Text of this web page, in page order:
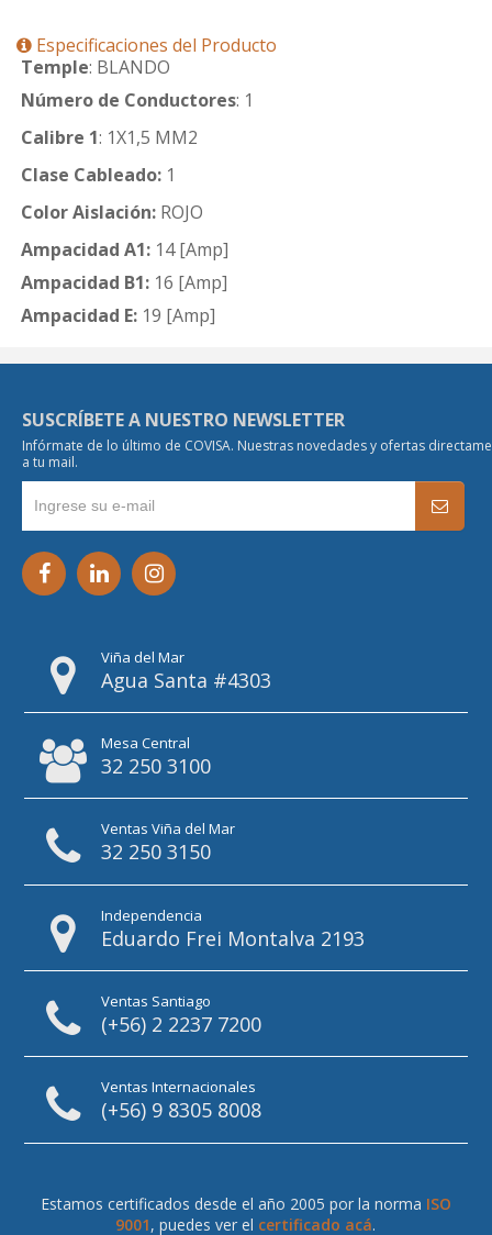
Especificaciones del Producto
Temple: BLANDO
Número de Conductores: 1
Calibre 1: 1X1,5 MM2
Clase Cableado: 1
Color Aislación: ROJO
Ampacidad A1: 14 [Amp]
Ampacidad B1: 16 [Amp]
Ampacidad E: 19 [Amp]
SUSCRÍBETE A NUESTRO NEWSLETTER
Infórmate de lo último de COVISA. Nuestras novedades y ofertas
a tu mail.
Viña del Mar
Agua Santa #4303
Mesa Central
32 250 3100
Ventas Viña del Mar
32 250 3150
Independencia
Eduardo Frei Montalva 2193
Ventas Santiago
(+56) 2 2237 7200
Ventas Internacionales
(+56) 9 8305 8008
Estamos certificados desde el año 2005 por la norma ISO
9001, puedes ver el certificado acá.